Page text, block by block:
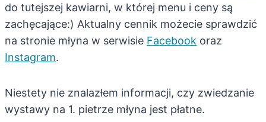
do tutejszej kawiarni, w której menu i ceny są
zachęcające:) Aktualny cennik możecie sprawdzić
na stronie młyna w serwisie Facebook oraz
Instagram.
Niestety nie znalazłem informacji, czy zwiedzanie
wystawy na 1. pietrze młyna jest płatne.